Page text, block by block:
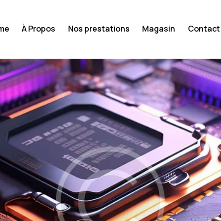
À Propos Nos prestations Magasin Contact